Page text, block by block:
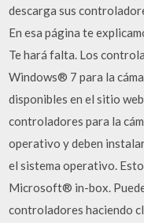
descarga sus
En esa página te
Te hará falta. Los
Windows® 7 para la
disponibles en el sitio
controladores para la
operativo y deben
el sistema operativo.
Microsoft® in-box.
controladores haciendo